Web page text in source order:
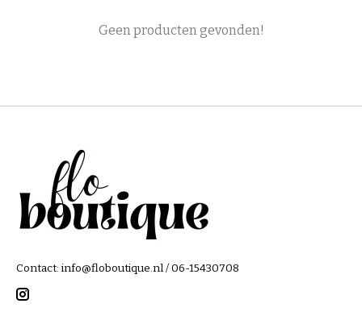
Geen producten gevonden!
Contact: info@floboutique.nl/ 06-15430708